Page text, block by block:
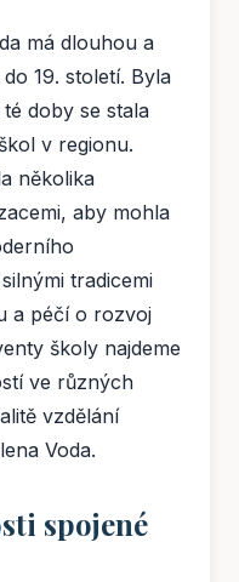
má dlouhou a
19. století. Byla
doby se stala
v regionu.
několika
aby mohla
tradicemi
a péčí o rozvoj
školy najdeme
ve různých
vzdělání
Voda.
spojené